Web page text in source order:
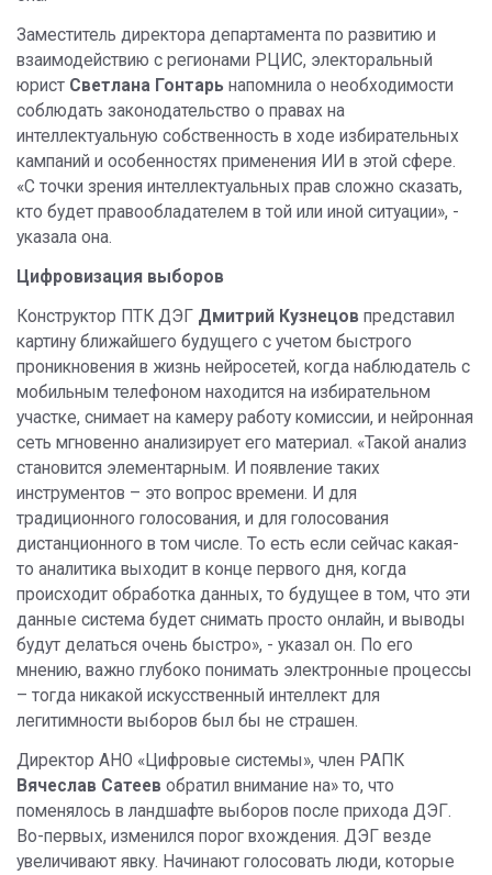
Заместитель директора департамента по развитию и
взаимодействию с регионами РЦИС, электоральный
юрист Светлана Гонтарь напомнила о необходимости
соблюдать законодательство о правах на
интеллектуальную собственность в ходе избирательных
кампаний и особенностях применения ИИ в этой сфере.
«С точки зрения интеллектуальных прав сложно сказать,
кто будет правообладателем в той или иной ситуации», -
указала она.
Цифровизация выборов
Конструктор ПТК ДЭГ Дмитрий Кузнецов представил
картину ближайшего будущего с учетом быстрого
проникновения в жизнь нейросетей, когда наблюдатель с
мобильным телефоном находится на избирательном
участке, снимает на камеру работу комиссии, и нейронная
сеть мгновенно анализирует его материал. «Такой анализ
становится элементарным. И появление таких
инструментов – это вопрос времени. И для
традиционного голосования, и для голосования
дистанционного в том числе. То есть если сейчас какая-
то аналитика выходит в конце первого дня, когда
происходит обработка данных, то будущее в том, что эти
данные система будет снимать просто онлайн, и выводы
будут делаться очень быстро», - указал он. По его
мнению, важно глубоко понимать электронные процессы
– тогда никакой искусственный интеллект для
легитимности выборов был бы не страшен.
Директор АНО «Цифровые системы», член РАПК
Вячеслав Сатеев обратил внимание на» то, что
поменялось в ландшафте выборов после прихода ДЭГ.
Во-первых, изменился порог вхождения. ДЭГ везде
увеличивают явку. Начинают голосовать люди, которые